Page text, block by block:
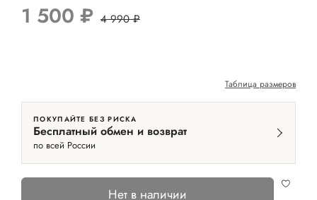
1 500 ₽ 4 990 ₽
Таблица размеров
ПОКУПАЙТЕ БЕЗ РИСКА
Бесплатный обмен и возврат
по всей России
Нет в наличии